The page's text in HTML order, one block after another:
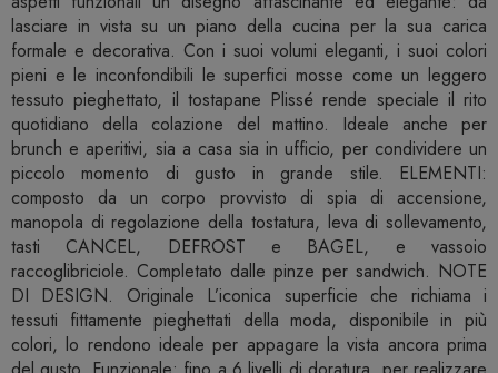
lasciare in vista su un piano della cucina per la sua carica
formale e decorativa. Con i suoi volumi eleganti, i suoi colori
pieni e le inconfondibili le superfici mosse come un leggero
tessuto pieghettato, il tostapane Plissé rende speciale il rito
quotidiano della colazione del mattino. Ideale anche per
brunch e aperitivi, sia a casa sia in ufficio, per condividere un
piccolo momento di gusto in grande stile. ELEMENTI:
composto da un corpo provvisto di spia di accensione,
manopola di regolazione della tostatura, leva di sollevamento,
tasti CANCEL, DEFROST e BAGEL, e vassoio
raccoglibriciole. Completato dalle pinze per sandwich. NOTE
DI DESIGN. Originale L’iconica superficie che richiama i
tessuti fittamente pieghettati della moda, disponibile in più
colori, lo rendono ideale per appagare la vista ancora prima